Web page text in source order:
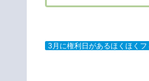
3月に権利日があるほくほく